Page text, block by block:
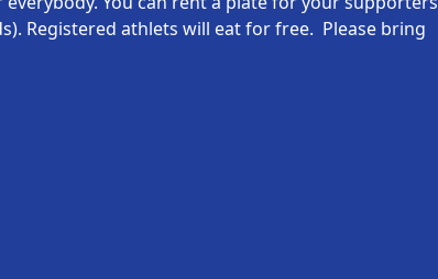
Registered athlets will eat for free. Please bring